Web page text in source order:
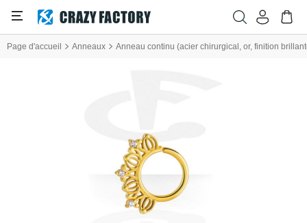
Page d'accueil Anneaux Anneau continu (acier chirurgical, or, finition